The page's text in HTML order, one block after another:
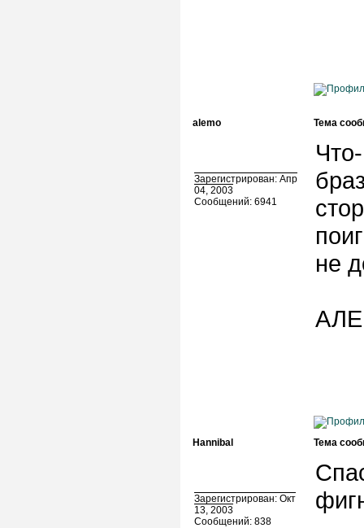
alemo Тема
Зарегистрирован: Апр
04, 2003
Сообщений: 6941
не
Hannibal Тема
Зарегистрирован: Окт
13, 2003
Сообщений: 838